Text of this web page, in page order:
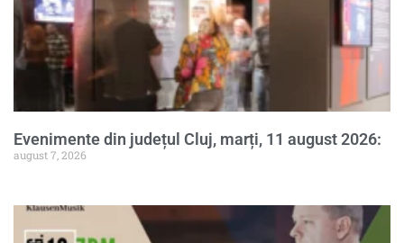
Evenimente din județul Cluj, marți, 11 august 2026:
august 7, 2026